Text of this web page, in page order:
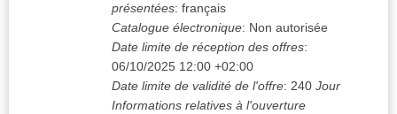
présentées: français
Catalogue électronique: Non autorisée
Date limite de réception des offres:
06/10/2025 12:00 +02:00
Date limite de validité de l'offre: 240 Jour
Informations relatives à l'ouverture